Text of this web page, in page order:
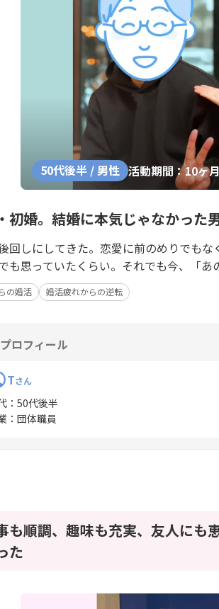
50代後半 / 男性 活動期間：10ヶ月
初婚。結婚に本気じゃなかった
回しにしてきた。恋愛に前のめりでもな
も思っていたくらい。それでも今、「あ
の婚活 婚活疲れからの逆転
プロフィール
Tさん
： 50代後半
： 団体職員
も順調、趣味も充実、友人に
た